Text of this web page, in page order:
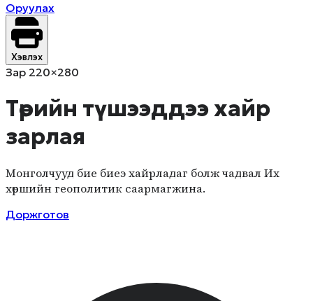
Оруулах
Хэвлэх
Зар 220×280
Төрийн түшээддээ хайр
зарлая
Монголчууд бие биеэ хайрладаг болж чадвал Их
хөршийн геополитик саармагжина.
Доржготов